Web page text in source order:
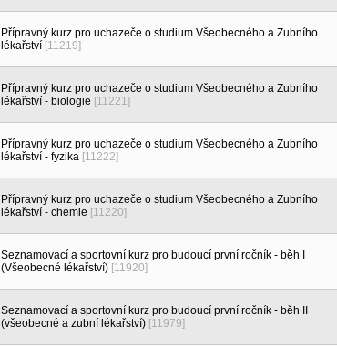
Přípravný kurz pro uchazeče o studium Všeobecného a Zubního
lékařství [11219]
Přípravný kurz pro uchazeče o studium Všeobecného a Zubního
lékařství - biologie [11221]
Přípravný kurz pro uchazeče o studium Všeobecného a Zubního
lékařství - fyzika [11222]
Přípravný kurz pro uchazeče o studium Všeobecného a Zubního
lékařství - chemie [11220]
Seznamovací a sportovní kurz pro budoucí první ročník - běh I
(Všeobecné lékařství) [11920]
Seznamovací a sportovní kurz pro budoucí první ročník - běh II
(všeobecné a zubní lékařství) [11979]